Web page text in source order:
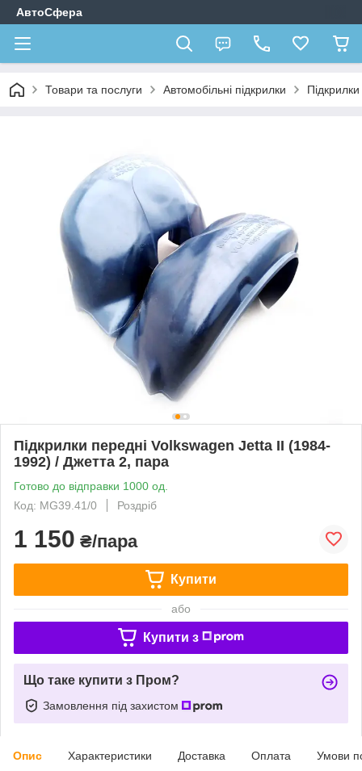
АвтоСфера
Товари та послуги Автомобільні підкрилки
Підкрилки передні Volkswagen Jetta II (1984-
1992) / Джетта 2, пара
Готово до відправки 1000 од.
Код: MG39.41/0
Роздріб
1 150 ₴/пара
Купити
або
Купити з
Що таке купити з Пром?
Замовлення під захистом
Опис Характеристики Доставка Оплата Умови